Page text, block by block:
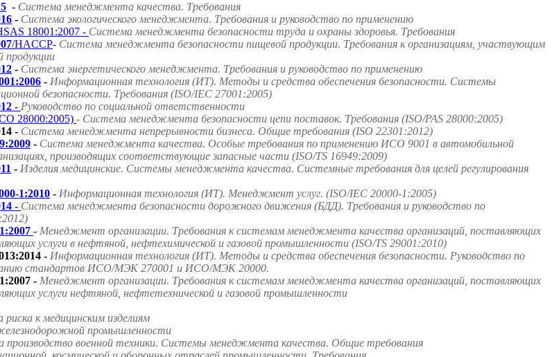
- Система менеджмента качества. Требования
- Система экологического менеджмента. Требования и руководство по применению
18001:2007 - Система менеджмента безопасности труда и охраны здоровья. Требования
/HACCP- Система менеджмента безопасности пищевой продукции. Требования к организациям, участвующим
продукции
- Система энергетического менеджмента. Требования и руководство по применению
- Информационная технология (ИТ). Методы и средства обеспечения безопасности. Системы
безопасности. Требования (ISO/IEC 27001:2005)
- Руководство по социальной ответственности
28000:2005) - Система менеджмента безопасности цепи поставок. Требования (ISO/PAS 28000:2005)
- Система менеджмента непрерывности бизнеса. Общие требования (ISO 22301:2012)
- Система менеджмента качества. Особые требования по применению ИСО 9001 в автомобильной
производящих соответствующие запасные части (ISO/TS 16949:2009)
- Изделия медицинские. Системы менеджмента качества. Системные требования для целей регулирования
1:2010 - Информационная технология (ИТ). Менеджмент услуг. (ISO/IEC 20000-1:2005)
- Система менеджмента безопасности дорожного движения (БДД). Требования и руководство по
- Менеджмент организации. Требования к системам менеджмента качества организаций, поставляющих
услуги в нефтяной, нефтехимической и газовой промышленности (ISO/TS 29001:2010)
- Информационная технология (ИТ). Методы и средства обеспечения безопасности. Руководство по
стандартов ИСО/МЭК 270001 и ИСО/МЭК 20000.
- Менеджмент организации. Требования к системам менеджмента качества организаций, поставляющих
услуги нефтяной, нефтетехнической и газовой промышленности
к медицинским изделиям
промышленности
производство военной техники. Системы менеджмента качества. Общие требования